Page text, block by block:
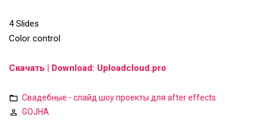
4 Slides
Color control
Скачать | Download: Uploadcloud.pro
Свадебные - слайд шоу проекты для after effects
GOJHA